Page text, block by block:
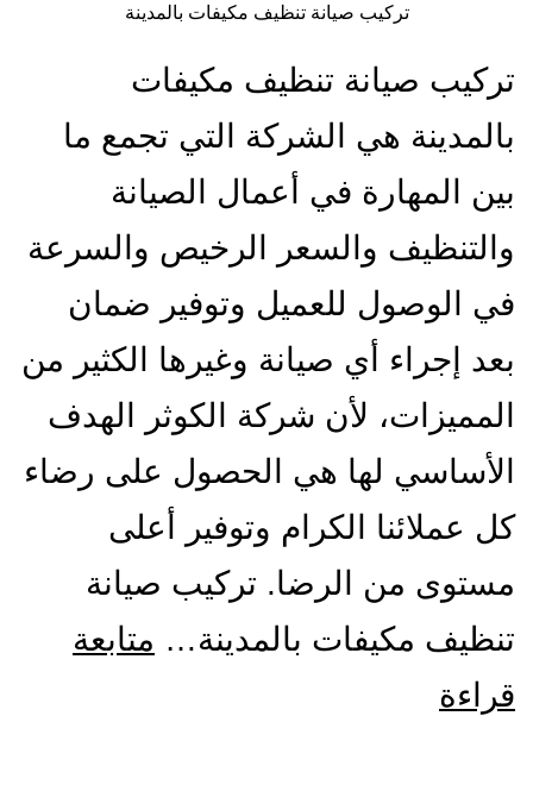
تركيب صيانة تنظيف مكيفات بالمدينة
تركيب صيانة تنظيف مكيفات
بالمدينة هي الشركة التي تجمع ما
بين المهارة في أعمال الصيانة
والتنظيف والسعر الرخيص والسرعة
في الوصول للعميل وتوفير ضمان
بعد إجراء أي صيانة وغيرها الكثير من
المميزات، لأن شركة الكوثر الهدف
الأساسي لها هي الحصول على رضاء
كل عملائنا الكرام وتوفير أعلى
مستوى من الرضا. تركيب صيانة
تنظيف مكيفات بالمدينة… متابعة
قراءة